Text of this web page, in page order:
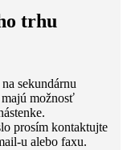
trhu
sekundárnu
majú možnosť
prosím kontaktujte
u alebo faxu.